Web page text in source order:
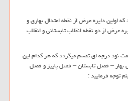
دایره عرض از نقطه اعتدال بهاری و
عرض از دو نقطه انقلاب تابستانی و انقلاب
نود درجه ای تقسم میگردد که هر کدام این
– فصل تابستان – فصل پاییز و فصل
توجه فرمایید :